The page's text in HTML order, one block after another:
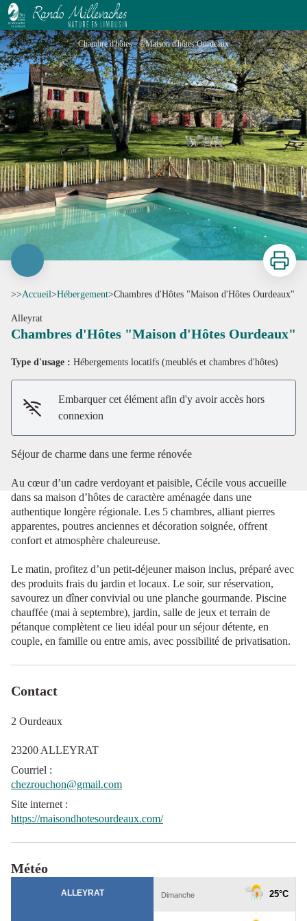
Chambres d'Hôtes "Maison d'Hôtes Ourdeaux"
Chambre d'hôtes - ©Maison d'hôtes Ourdeaux
Voir l'image en plein écran
Imprimer
>>Accueil>Hébergement>Chambres d'Hôtes "Maison d'Hôtes Ourdeaux"
Alleyrat
Chambres d'Hôtes "Maison d'Hôtes Ourdeaux"
Type d'usage : Hébergements locatifs (meublés et chambres d'hôtes)
Embarquer cet élément afin d'y avoir accès hors
connexion
Séjour de charme dans une ferme rénovée
Au cœur d’un cadre verdoyant et paisible, Cécile vous accueille
dans sa maison d’hôtes de caractère aménagée dans une
authentique longère régionale. Les 5 chambres, alliant pierres
apparentes, poutres anciennes et décoration soignée, offrent
confort et atmosphère chaleureuse.
Le matin, profitez d’un petit-déjeuner maison inclus, préparé avec
des produits frais du jardin et locaux. Le soir, sur réservation,
savourez un dîner convivial ou une planche gourmande. Piscine
chauffée (mai à septembre), jardin, salle de jeux et terrain de
pétanque complètent ce lieu idéal pour un séjour détente, en
couple, en famille ou entre amis, avec possibilité de privatisation.
Contact
2 Ourdeaux
23200 ALLEYRAT
Courriel :
chezrouchon@gmail.com
Site internet :
https://maisondhotesourdeaux.com/
Météo